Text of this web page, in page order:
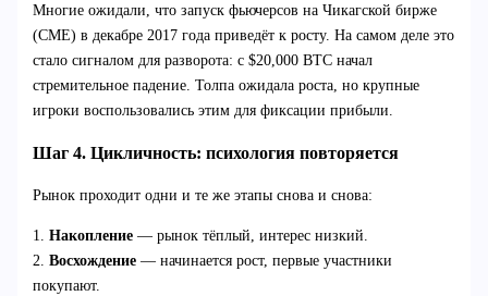
Многие ожидали, что запуск фьючерсов на Чикагской бирже
(CME) в декабре 2017 года приведёт к росту. На самом деле это
стало сигналом для разворота: с $20,000 BTC начал
стремительное падение. Толпа ожидала роста, но крупные
игроки воспользовались этим для фиксации прибыли.
Шаг 4. Цикличность: психология повторяется
Рынок проходит одни и те же этапы снова и снова:
1. Накопление— рынок тёплый, интерес низкий.
2. Восхождение— начинается рост, первые участники
покупают.